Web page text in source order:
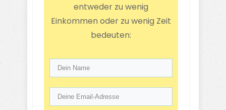
entweder zu wenig
Einkommen oder zu wenig Zeit
bedeuten: